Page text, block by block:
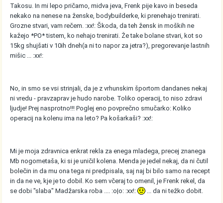
Takosu. In mi lepo pričamo, midva jeva, Frenk pije kavo in beseda
nekako na nenese na ženske, bodybuilderke, ki prenehajo trenirati.
Grozne stvari, vam rečem. :xx!: Škoda, da teh žensk in moških ne
kažejo *PO* tistem, ko nehajo trenirati. Že take bolane stvari, kot so
15kg shujšati v 10ih dneh(a ni to napor za jetra?), pregorevanje lastnih
mišic ... :xx!:
No, in smo se vsi strinjali, da je z vrhunskim športom dandanes nekaj
ni vredu - pravzaprav je hudo narobe. Toliko operacij, to niso zdravi
ljudje! Prej nasprotno!!! Poglej eno povprečno smučarko: Koliko
operacij na kolenu ima na leto? Pa košarkaši? :xx!:
Mi je moja zdravnica enkrat rekla za enega mladega, precej znanega
Mb nogometaša, ki si je uničil kolena. Menda je jedel nekaj, da ni čutil
bolečin in da mu ona tega ni predpisala, saj naj bi bilo samo na recept
in da ne ve, kje je to dobil. Ko sem včeraj to omenil, je Frenk rekel, da
se dobi "slaba" Madžarska roba .... :o|o: :xx!:
... da ni težko dobit.